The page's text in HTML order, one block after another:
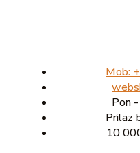
Mob:
Pon
Prilaz
10